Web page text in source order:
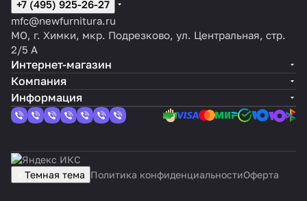
+7 (495) 925-26-27
mfc@newfurnitura.ru
МО, г. Химки, мкр. Подрезково, ул. Центральная, стр.
2/5 А
Интернет-магазин
Компания
Информация
Темная тема Политика конфиденциальностиОферта